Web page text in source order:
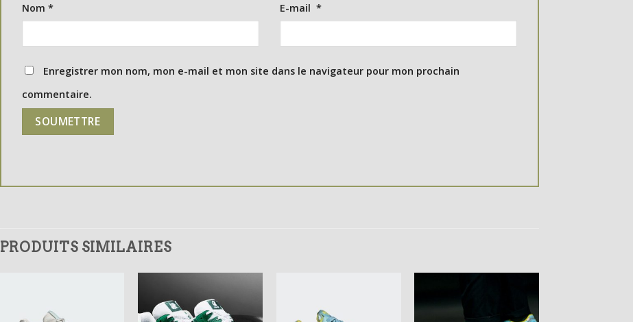
Nom * E-mail *
Enregistrer mon nom, mon e-mail et mon site dans le navigateur pour mon prochain
commentaire.
PRODUITS SIMILAIRES